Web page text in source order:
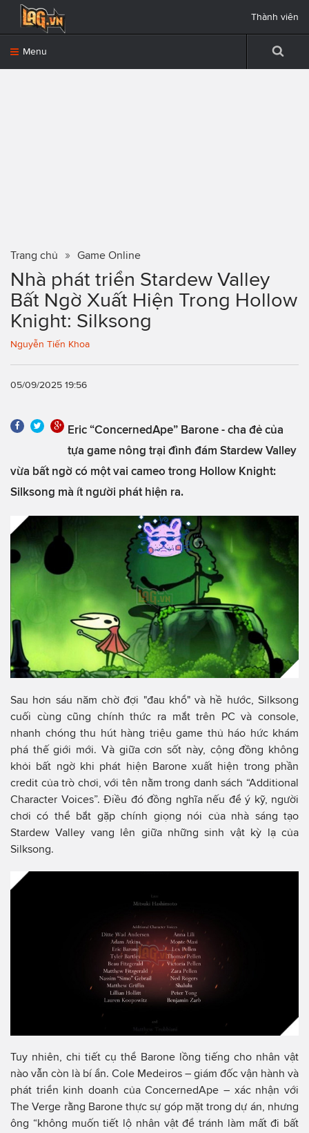
Menu
Thành viên
Trang chủ Game Online
Nhà phát triển Stardew Valley
Bất Ngờ Xuất Hiện Trong Hollow
Knight: Silksong
Nguyễn Tiến Khoa
05/09/2025 19:56
Eric “ConcernedApe” Barone - cha đẻ của
tựa game nông trại đình đám Stardew Valley
vừa bất ngờ có một vai cameo trong Hollow Knight:
Silksong mà ít người phát hiện ra.
Sau hơn sáu năm chờ đợi "đau khổ" và hề hước, Silksong
cuối cùng cũng chính thức ra mắt trên PC và console,
nhanh chóng thu hút hàng triệu game thủ háo hức khám
phá thế giới mới. Và giữa cơn sốt này, cộng đồng không
khỏi bất ngờ khi phát hiện Barone xuất hiện trong phần
credit của trò chơi, với tên nằm trong danh sách “Additional
Character Voices”. Điều đó đồng nghĩa nếu để ý kỹ, người
chơi có thể bắt gặp chính giọng nói của nhà sáng tạo
Stardew Valley vang lên giữa những sinh vật kỳ lạ của
Silksong.
Tuy nhiên, chi tiết cụ thể Barone lồng tiếng cho nhân vật
nào vẫn còn là bí ẩn. Cole Medeiros – giám đốc vận hành và
phát triển kinh doanh của ConcernedApe – xác nhận với
The Verge rằng Barone thực sự góp mặt trong dự án, nhưng
ông “không muốn tiết lộ nhân vật để tránh làm mất đi bất